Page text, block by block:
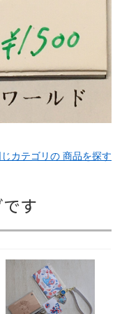
じカテゴリの 商品を探す
す